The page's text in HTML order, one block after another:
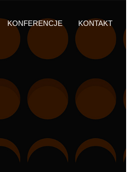
KONFERENCJE KONTAKT